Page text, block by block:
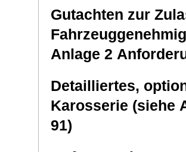
Gutachten zur
Anlage 2
Detailliertes,
Karosserie (siehe
91)